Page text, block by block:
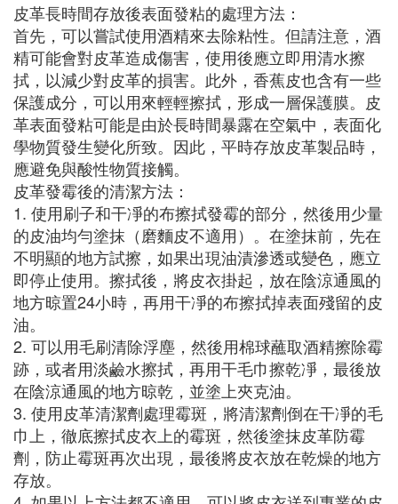
皮革長時間存放後表面發粘的處理方法：
首先，可以嘗試使用酒精來去除粘性。但請注意，酒
精可能會對皮革造成傷害，使用後應立即用清水擦
拭，以減少對皮革的損害。此外，香蕉皮也含有一些
保護成分，可以用來輕輕擦拭，形成一層保護膜。皮
革表面發粘可能是由於長時間暴露在空氣中，表面化
學物質發生變化所致。因此，平時存放皮革製品時，
應避免與酸性物質接觸。
皮革發霉後的清潔方法：
1. 使用刷子和干凈的布擦拭發霉的部分，然後用少量
的皮油均勻塗抹（磨麵皮不適用）。在塗抹前，先在
不明顯的地方試擦，如果出現油漬滲透或變色，應立
即停止使用。擦拭後，將皮衣掛起，放在陰涼通風的
地方晾置24小時，再用干凈的布擦拭掉表面殘留的皮
油。
2. 可以用毛刷清除浮塵，然後用棉球蘸取酒精擦除霉
跡，或者用淡鹼水擦拭，再用干毛巾擦乾凈，最後放
在陰涼通風的地方晾乾，並塗上夾克油。
3. 使用皮革清潔劑處理霉斑，將清潔劑倒在干凈的毛
巾上，徹底擦拭皮衣上的霉斑，然後塗抹皮革防霉
劑，防止霉斑再次出現，最後將皮衣放在乾燥的地方
存放。